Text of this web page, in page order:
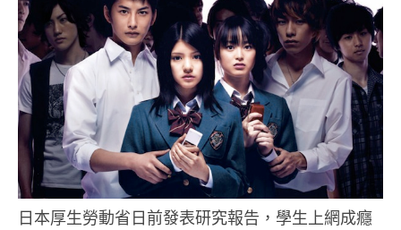
日本厚生勞動省日前發表研究報告，學生上網成癮